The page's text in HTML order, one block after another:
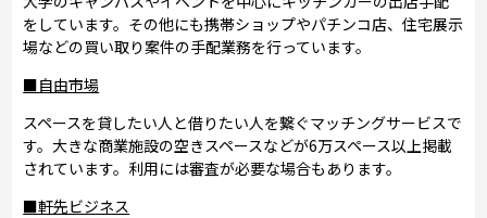
をしています。その他にも携帯ショップやパチンコ店、住宅展示
場などの買い取り案件の手配業務を行っています。
■自由市場
スペースを貸したい人と借りたい人を繋ぐマッチングサービスで
す。大きな商業施設の空きスペースなどが6万スペース以上掲載
されています。利用には審査が必要な場合もあります。
■軒先ビジネス